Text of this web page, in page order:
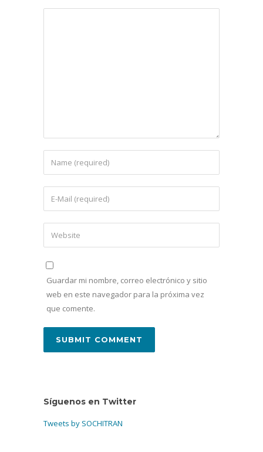
Guardar mi nombre, correo electrónico y sitio
web en este navegador para la próxima vez
que comente.
Síguenos en Twitter
Tweets by SOCHITRAN